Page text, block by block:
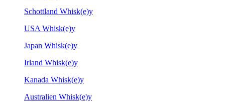
Schottland Whisk(e)y
USA Whisk(e)y
Japan Whisk(e)y
Irland Whisk(e)y
Kanada Whisk(e)y
Australien Whisk(e)y